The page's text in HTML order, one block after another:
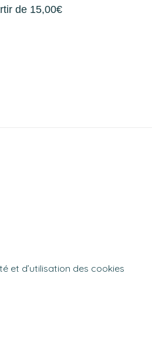
de 15,00€
et d’utilisation des cookies